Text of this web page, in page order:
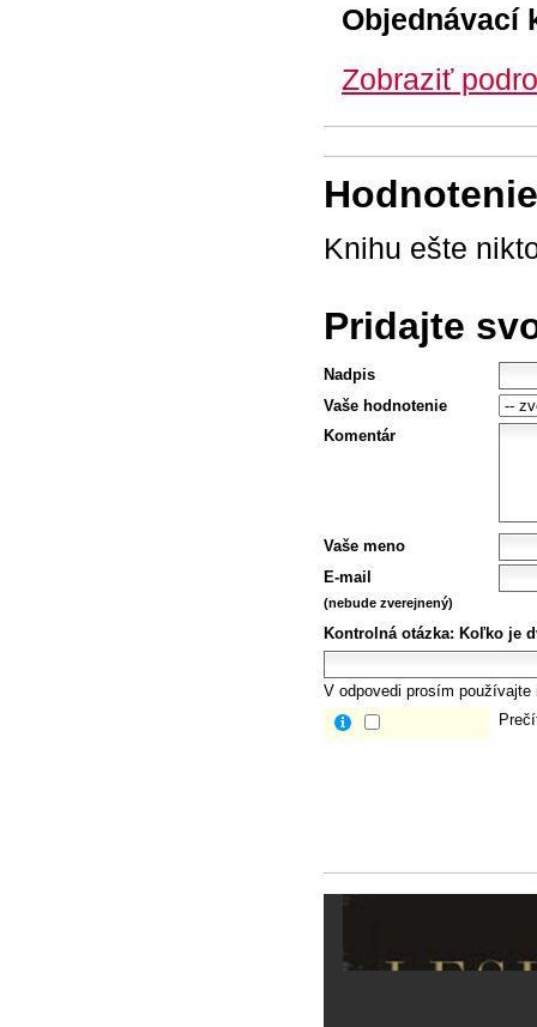
Objednávací
Zobraziť
Knihu ešte
Pridajte
Nadpis
Vaše hodnotenie
Komentár
Vaše meno
E-mail
(nebude zverejnený)
Kontrolná otázka: Koľko je
V odpovedi prosím